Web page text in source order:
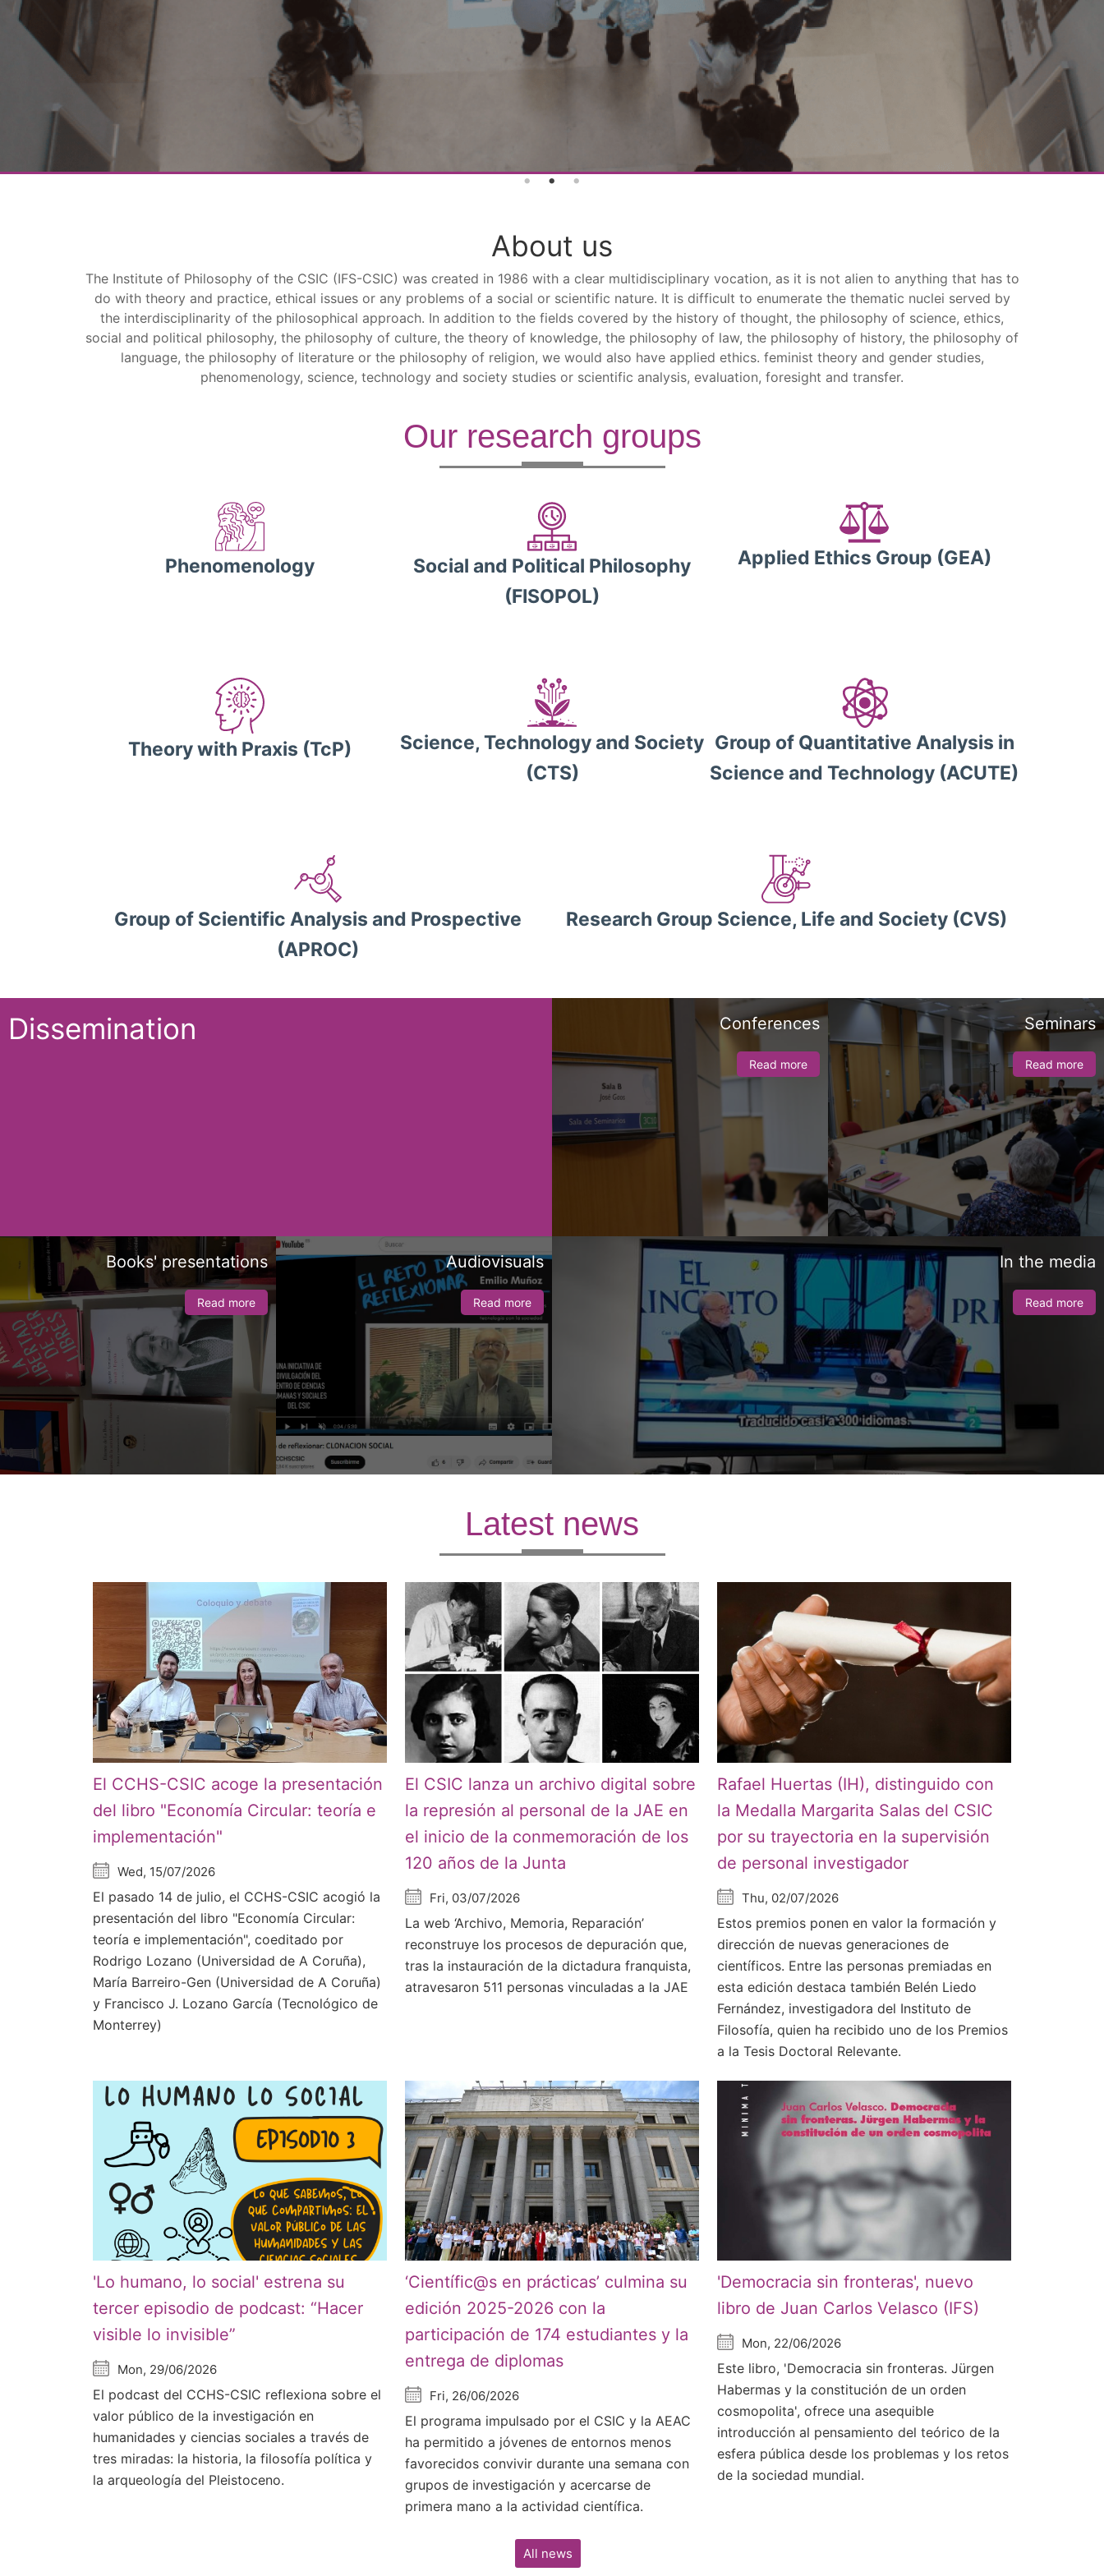
About us
The Institute of Philosophy of the CSIC (IFS-CSIC) was created in 1986 with a clear multidisciplinary vocation, as it is not alien to anything that has to
do with theory and practice, ethical issues or any problems of a social or scientific nature. It is difficult to enumerate the thematic nuclei served by
the interdisciplinarity of the philosophical approach. In addition to the fields covered by the history of thought, the philosophy of science, ethics,
social and political philosophy, the philosophy of culture, the theory of knowledge, the philosophy of law, the philosophy of history, the philosophy of
language, the philosophy of literature or the philosophy of religion, we would also have applied ethics. feminist theory and gender studies,
phenomenology, science, technology and society studies or scientific analysis, evaluation, foresight and transfer.
Our research groups
Phenomenology
Social and Political Philosophy
(FISOPOL)
Applied Ethics Group (GEA)
Theory with Praxis (TcP)
Science, Technology and Society
(CTS)
Group of Quantitative Analysis in
Science and Technology (ACUTE)
Group of Scientific Analysis and Prospective
(APROC)
Research Group Science, Life and Society (CVS)
Dissemination Conferences
Read more
Seminars
Read more
Books' presentations
Read more
Audiovisuals
Read more
In the media
Read more
Latest news
El CCHS-CSIC acoge la presentación
del libro "Economía Circular: teoría e
implementación"
Wed, 15/07/2026
El pasado 14 de julio, el CCHS-CSIC acogió la
presentación del libro "Economía Circular:
teoría e implementación", coeditado por
Rodrigo Lozano (Universidad de A Coruña),
María Barreiro-Gen (Universidad de A Coruña)
y Francisco J. Lozano García (Tecnológico de
Monterrey)
El CSIC lanza un archivo digital sobre
la represión al personal de la JAE en
el inicio de la conmemoración de los
120 años de la Junta
Fri, 03/07/2026
La web ‘Archivo, Memoria, Reparación’
reconstruye los procesos de depuración que,
tras la instauración de la dictadura franquista,
atravesaron 511 personas vinculadas a la JAE
Rafael Huertas (IH), distinguido con
la Medalla Margarita Salas del CSIC
por su trayectoria en la supervisión
de personal investigador
Thu, 02/07/2026
Estos premios ponen en valor la formación y
dirección de nuevas generaciones de
científicos. Entre las personas premiadas en
esta edición destaca también Belén Liedo
Fernández, investigadora del Instituto de
Filosofía, quien ha recibido uno de los Premios
a la Tesis Doctoral Relevante.
'Lo humano, lo social' estrena su
tercer episodio de podcast: “Hacer
visible lo invisible”
Mon, 29/06/2026
El podcast del CCHS-CSIC reflexiona sobre el
valor público de la investigación en
humanidades y ciencias sociales a través de
tres miradas: la historia, la filosofía política y
la arqueología del Pleistoceno.
‘Científic@s en prácticas’ culmina su
edición 2025-2026 con la
participación de 174 estudiantes y la
entrega de diplomas
Fri, 26/06/2026
El programa impulsado por el CSIC y la AEAC
ha permitido a jóvenes de entornos menos
favorecidos convivir durante una semana con
grupos de investigación y acercarse de
primera mano a la actividad científica.
'Democracia sin fronteras', nuevo
libro de Juan Carlos Velasco (IFS)
Mon, 22/06/2026
Este libro, 'Democracia sin fronteras. Jürgen
Habermas y la constitución de un orden
cosmopolita', ofrece una asequible
introducción al pensamiento del teórico de la
esfera pública desde los problemas y los retos
de la sociedad mundial.
All news